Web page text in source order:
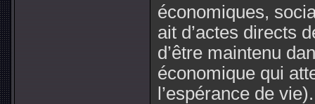
économiques,
ait d’actes directs
d’être maintenu
économique qui
l’espérance de vie).